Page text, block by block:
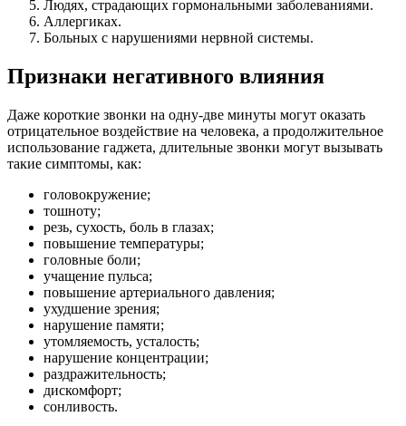
Людях, страдающих гормональными заболеваниями.
Аллергиках.
Больных с нарушениями нервной системы.
Признаки негативного влияния
Даже короткие звонки на одну-две минуты могут оказать
отрицательное воздействие на человека, а продолжительное
использование гаджета, длительные звонки могут вызывать
такие симптомы, как:
головокружение;
тошноту;
резь, сухость, боль в глазах;
повышение температуры;
головные боли;
учащение пульса;
повышение артериального давления;
ухудшение зрения;
нарушение памяти;
утомляемость, усталость;
нарушение концентрации;
раздражительность;
дискомфорт;
сонливость.